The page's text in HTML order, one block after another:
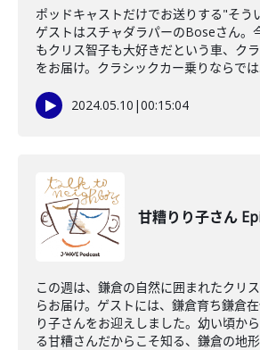
ポッドキャストだけでお送りする"そう
ゲストはスチャダラパーのBoseさん。
もクリス智子も大好きだという車、ク
をお届け。クラシックカー乗りならでは
2024.05.10 |00:15:04
甘糟りり子さん
この週は、鎌倉の自然に囲まれたクリ
らお届け。ゲストには、鎌倉育ち鎌倉
り子さんをお迎えしました。幼い頃か
る甘糟さんだからこそ知る、鎌倉の地